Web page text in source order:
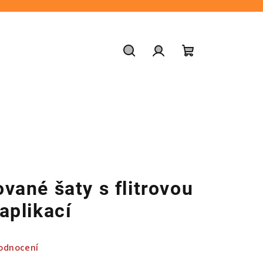
šaty s flitrovou
aplikací